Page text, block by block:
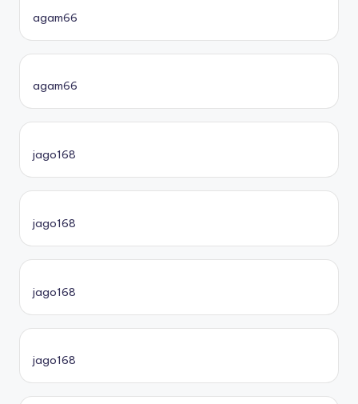
agam66
agam66
jago168
jago168
jago168
jago168